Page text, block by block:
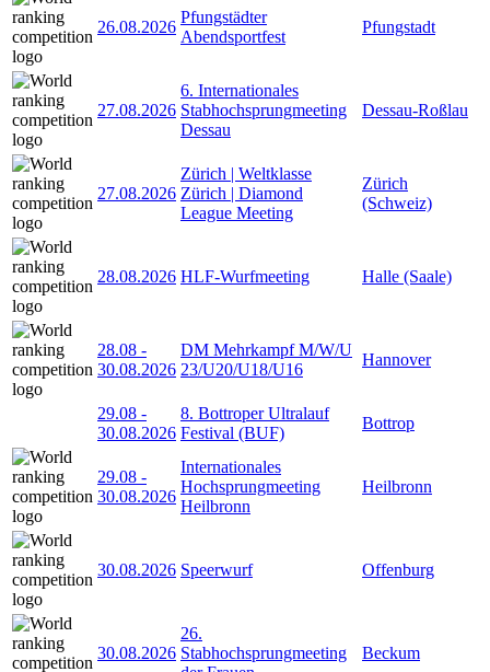
26.08.2026
Pfungstädter
Abendsportfest
Pfungstadt
27.08.2026
6. Internationales
Stabhochsprungmeeting
Dessau
Dessau-Roßlau
27.08.2026
Zürich | Weltklasse
Zürich | Diamond
League Meeting
Zürich
(Schweiz)
28.08.2026 HLF-Wurfmeeting Halle (Saale)
28.08 -
30.08.2026
DM Mehrkampf M/W/U
23/U20/U18/U16
Hannover
29.08 -
30.08.2026
8. Bottroper Ultralauf
Festival (BUF)
Bottrop
29.08 -
30.08.2026
Internationales
Hochsprungmeeting
Heilbronn
Heilbronn
30.08.2026 Speerwurf Offenburg
30.08.2026
26.
Stabhochsprungmeeting
Beckum